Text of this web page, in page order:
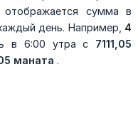
сумма в
день. Например, 4
в 6:00 утра с 7111,05
маната .